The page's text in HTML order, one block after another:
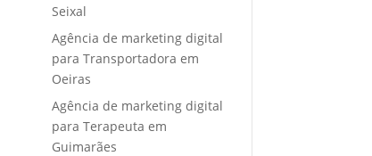
Seixal
Agência de marketing digital
para Transportadora em
Oeiras
Agência de marketing digital
para Terapeuta em
Guimarães